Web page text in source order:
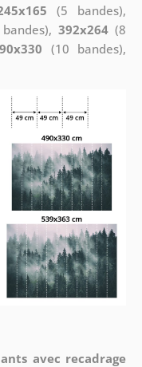
(5 bandes),
392x264 (8
(10 bandes),
avec recadrage